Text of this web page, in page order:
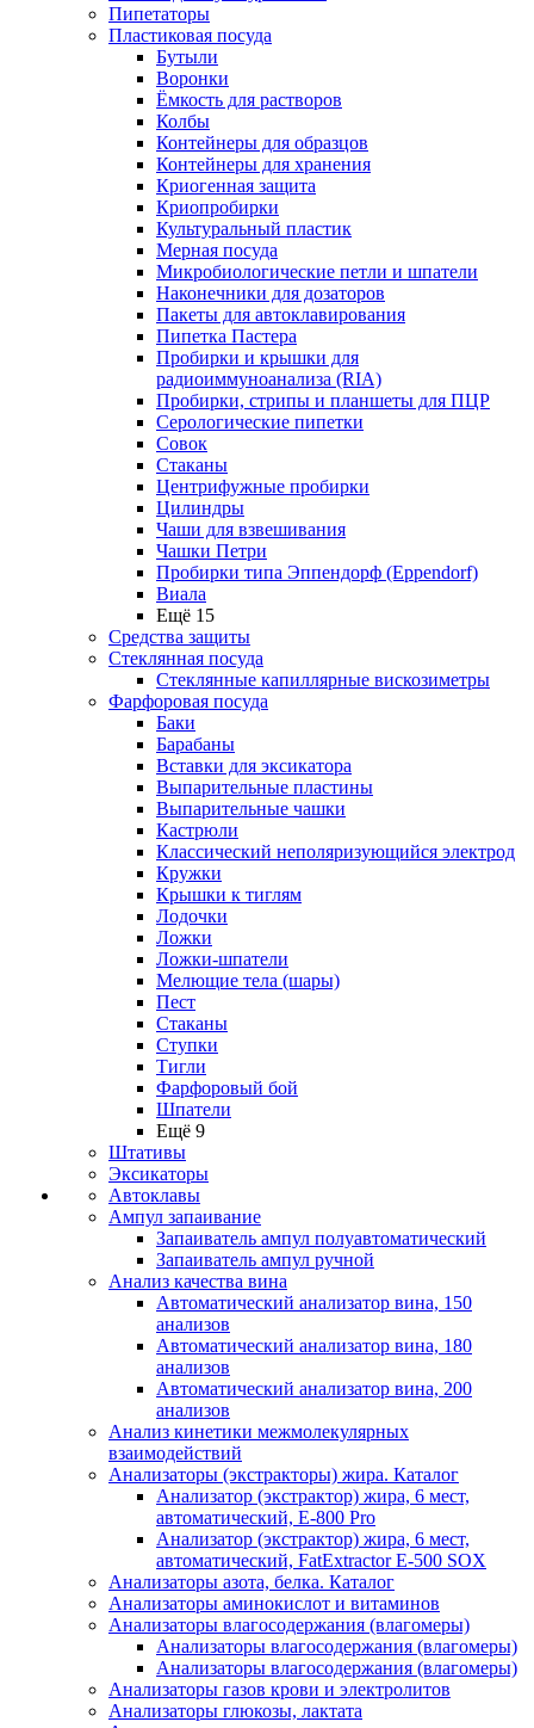
Пипетаторы
Пластиковая посуда
Бутыли
Воронки
Ёмкость для растворов
Колбы
Контейнеры для образцов
Контейнеры для хранения
Криогенная защита
Криопробирки
Культуральный пластик
Мерная посуда
Микробиологические петли и шпатели
Наконечники для дозаторов
Пакеты для автоклавирования
Пипетка Пастера
Пробирки и крышки для
радиоиммуноанализа (RIA)
Пробирки, стрипы и планшеты для ПЦР
Серологические пипетки
Совок
Стаканы
Центрифужные пробирки
Цилиндры
Чаши для взвешивания
Чашки Петри
Пробирки типа Эппендорф (Eppendorf)
Виала
Ещё 15
Средства защиты
Стеклянная посуда
Стеклянные капиллярные вискозиметры
Фарфоровая посуда
Баки
Барабаны
Вставки для эксикатора
Выпарительные пластины
Выпарительные чашки
Кастрюли
Классический неполяризующийся электрод
Кружки
Крышки к тиглям
Лодочки
Ложки
Ложки-шпатели
Мелющие тела (шары)
Пест
Стаканы
Ступки
Тигли
Фарфоровый бой
Шпатели
Ещё 9
Штативы
Эксикаторы
Автоклавы
Ампул запаивание
Запаиватель ампул полуавтоматический
Запаиватель ампул ручной
Анализ качества вина
Автоматический анализатор вина, 150
анализов
Автоматический анализатор вина, 180
анализов
Автоматический анализатор вина, 200
анализов
Анализ кинетики межмолекулярных
взаимодействий
Анализаторы (экстракторы) жира. Каталог
Анализатор (экстрактор) жира, 6 мест,
автоматический, E-800 Pro
Анализатор (экстрактор) жира, 6 мест,
автоматический, FatExtractor E-500 SOX
Анализаторы азота, белка. Каталог
Анализаторы аминокислот и витаминов
Анализаторы влагосодержания (влагомеры)
Анализаторы влагосодержания (влагомеры)
Анализаторы влагосодержания (влагомеры)
Анализаторы газов крови и электролитов
Анализаторы глюкозы, лактата